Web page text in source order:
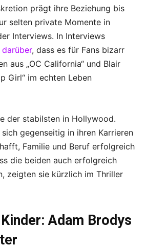
prägt ihre Beziehung bis
selten private Momente in
Interviews. In Interviews
, dass es für Fans bizarr
aus „OC California“ und Blair
Girl“ im echten Leben
der stabilsten in Hollywood.
gegenseitig in ihren Karrieren
Familie und Beruf erfolgreich
die beiden auch erfolgreich
zeigten sie kürzlich im Thriller
Adam Brodys